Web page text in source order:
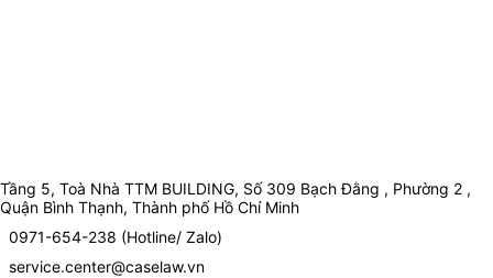
Tầng 5, Toà Nhà TTM BUILDING, Số 309 Bạch Đằng , Phường 2 ,
Quận Bình Thạnh, Thành phố Hồ Chí Minh
0971-654-238 (Hotline/ Zalo)
service.center@caselaw.vn